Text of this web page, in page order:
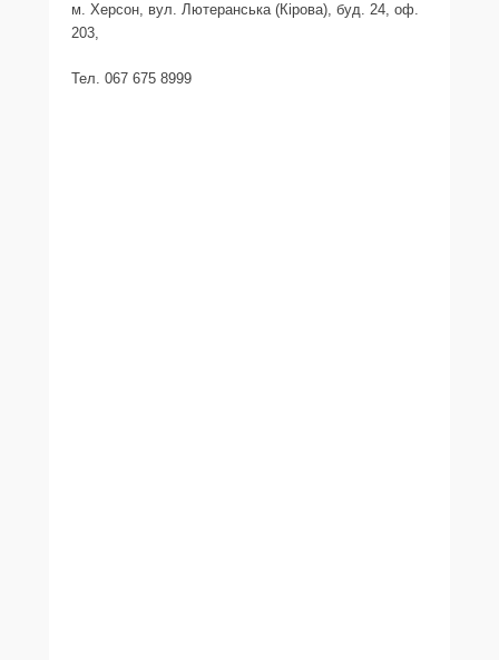
м. Херсон, вул. Лютеранська (Кiрова), буд. 24, оф.
203,
Тел. 067 675 8999